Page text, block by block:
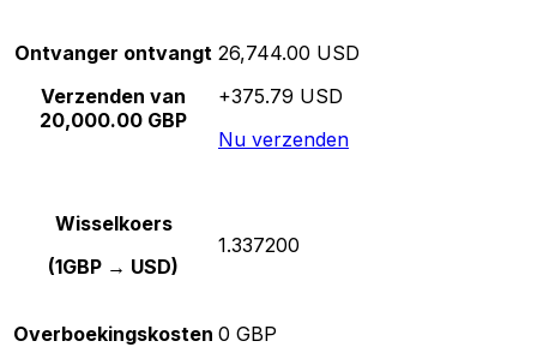
Ontvanger ontvangt
Verzenden van
20,000.00 GBP
26,744.00 USD
+375.79 USD
Nu verzenden
Wisselkoers
(1GBP → USD)
1.337200
Overboekingskosten 0 GBP